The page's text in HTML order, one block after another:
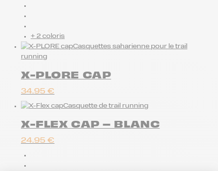
+ 2 coloris
Casquettes saharienne pour le trail
running
X-PLORE CAP
34.95 €
Casquette de trail running
X-FLEX CAP – BLANC
24.95 €